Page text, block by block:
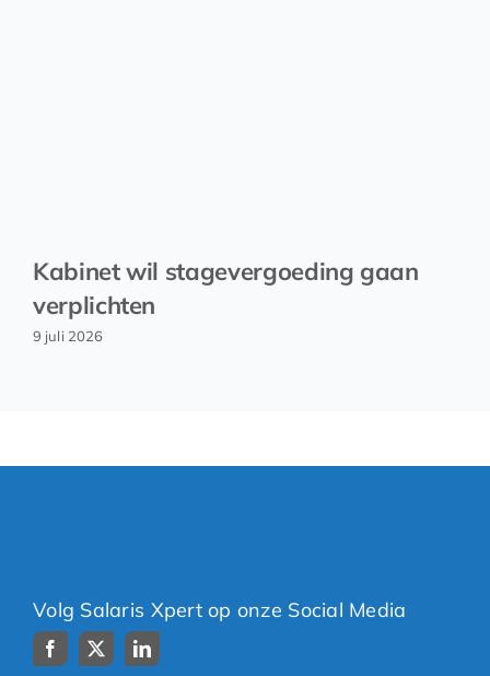
Kabinet wil stagevergoeding gaan
verplichten
9 juli 2026
Volg Salaris Xpert op onze Social Media